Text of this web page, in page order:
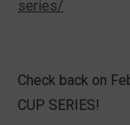
series/
Check back on
CUP SERIES!